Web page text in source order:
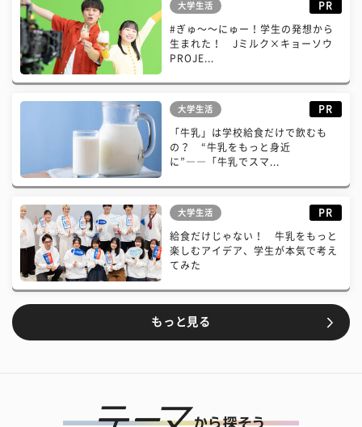
大学生活 PR
#ぎゅ〜〜にゅー！学生の発想から
生まれた！ Jミルク×キョーソウ
PROJE...
大学生活 PR
「牛乳」は学校給食だけで飲むも
の？ “牛乳をもっと身近
に”――「牛乳でスマ...
大学生活 PR
給食だけじゃない！ 牛乳をもっと
楽しむアイデア、学生が本気で考え
てみた
もっと見る